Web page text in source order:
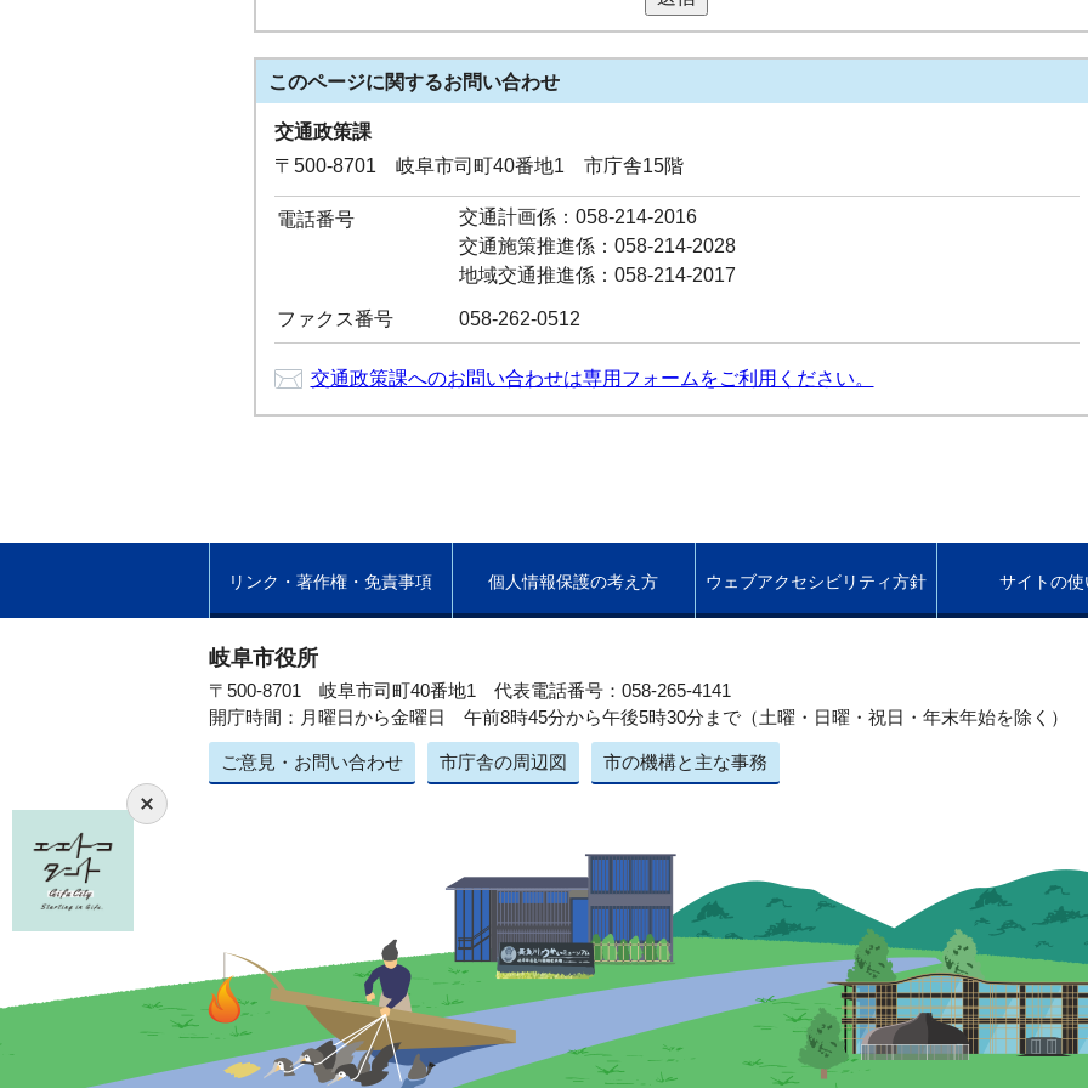
このページに関するお問い合わせ
交通政策課
〒500-8701 岐阜市司町40番地1 市庁舎15階
電話番号
交通計画係：058-214-2016
交通施策推進係：058-214-2028
地域交通推進係：058-214-2017
ファクス番号 058-262-0512
交通政策課へのお問い合わせは専用フォームをご利用ください。
リンク・著作権・免責事項 個人情報保護の考え方 ウェブアクセシビリティ方針 サイトの使
岐阜市役所
〒500-8701 岐阜市司町40番地1 代表電話番号：058-265-4141
開庁時間：月曜日から金曜日 午前8時45分から午後5時30分まで（土曜・日曜・祝日・年末年始を除く）
ご意見・お問い合わせ 市庁舎の周辺図 市の機構と主な事務